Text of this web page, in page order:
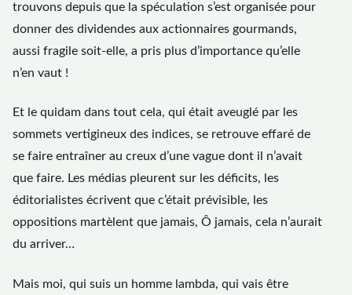
trouvons depuis que la spéculation s’est organisée pour
donner des dividendes aux actionnaires gourmands,
aussi fragile soit-elle, a pris plus d’importance qu’elle
n’en vaut !
Et le quidam dans tout cela, qui était aveuglé par les
sommets vertigineux des indices, se retrouve effaré de
se faire entraîner au creux d’une vague dont il n’avait
que faire. Les médias pleurent sur les déficits, les
éditorialistes écrivent que c’était prévisible, les
oppositions martèlent que jamais, Ô jamais, cela n’aurait
du arriver…
Mais moi, qui suis un homme lambda, qui vais être